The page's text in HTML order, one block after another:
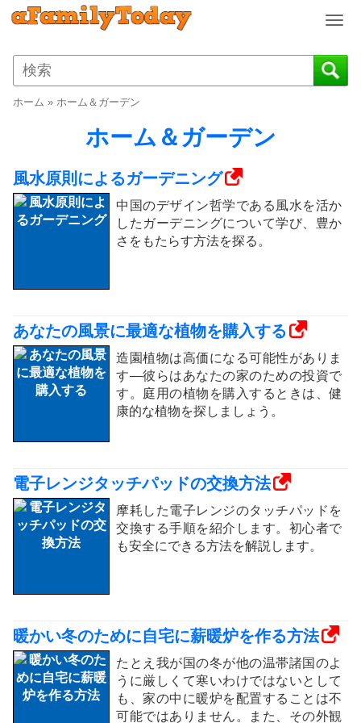
T
g
g
g
a
ホーム » ホーム＆ガーデン
ホーム＆ガーデン
風水原則によるガーデニング
中国のデザイン哲学である風水を活か
したガーデニングについて学び、豊か
さをもたらす方法を探る。
あなたの風景に最適な植物を購入する
造園植物は高価になる可能性がありま
す—彼らはあなたの家のための投資で
す。庭用の植物を購入するときは、健
康的な植物を探しましょう。
電子レンジタッチパッドの交換方法
摩耗した電子レンジのタッチパッドを
交換する手順を紹介します。初心者で
も安全にできる方法を解説します。
暖かい冬のために自宅に薪暖炉を作る方法
たとえ我が国の冬が他の温帯諸国のよ
うに厳しくて寒いわけではないとして
も、家の中に暖炉を配置することは不
可能ではありません。また、その外観